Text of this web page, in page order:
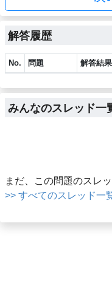
解答履歴
No. 問題 解答結果
みんなのスレッド一
まだ、この問題のスレ
>> すべてのスレッド一